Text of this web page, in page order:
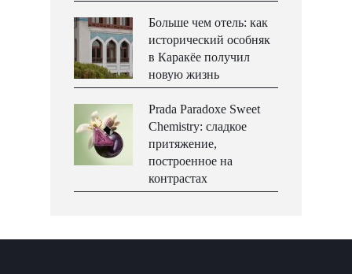
Больше чем отель: как
исторический особняк
в Каракёе получил
новую жизнь
Prada Paradoxe Sweet
Chemistry: сладкое
притяжение,
построенное на
контрастах